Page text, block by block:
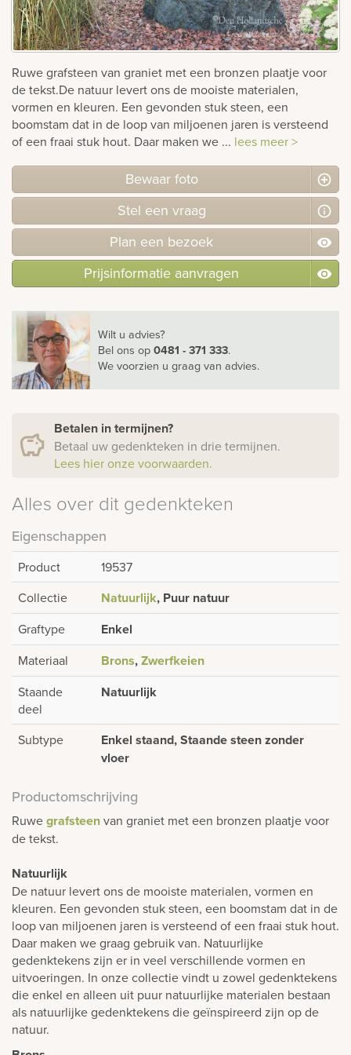
Ruwe grafsteen van graniet met een bronzen plaatje voor
de tekst.De natuur levert ons de mooiste materialen,
vormen en kleuren. Een gevonden stuk steen, een
boomstam dat in de loop van miljoenen jaren is versteend
of een fraai stuk hout. Daar maken we ... lees meer >
Bewaar foto
Stel een vraag
Plan een bezoek
Prijsinformatie aanvragen
Wilt u advies?
Bel ons op0481 - 371 333.
We voorzien u graag van advies.
Betalen in termijnen?
Betaal uw gedenkteken in drie termijnen.
Lees hier onze voorwaarden.
Alles over dit gedenkteken
Eigenschappen
Product
19537
Collectie
Natuurlijk, Puur natuur
Graftype Enkel
Materiaal Brons,Zwerfkeien
Staande
deel
Natuurlijk
Subtype
Enkel staand, Staande steen zonder
vloer
Productomschrijving
Ruwegrafsteenvan graniet met een bronzen plaatje voor
de tekst.
Natuurlijk
De natuur levert ons de mooiste materialen, vormen en
kleuren. Een gevonden stuk steen, een boomstam dat in de
loop van miljoenen jaren is versteend of een fraai stuk hout.
Daar maken we graag gebruik van. Natuurlijke
gedenktekens zijn er in veel verschillende vormen en
uitvoeringen. In onze collectie vindt u zowel gedenktekens
die enkel en alleen uit puur natuurlijke materialen bestaan
als natuurlijke gedenktekens die geïnspireerd zijn op de
natuur.